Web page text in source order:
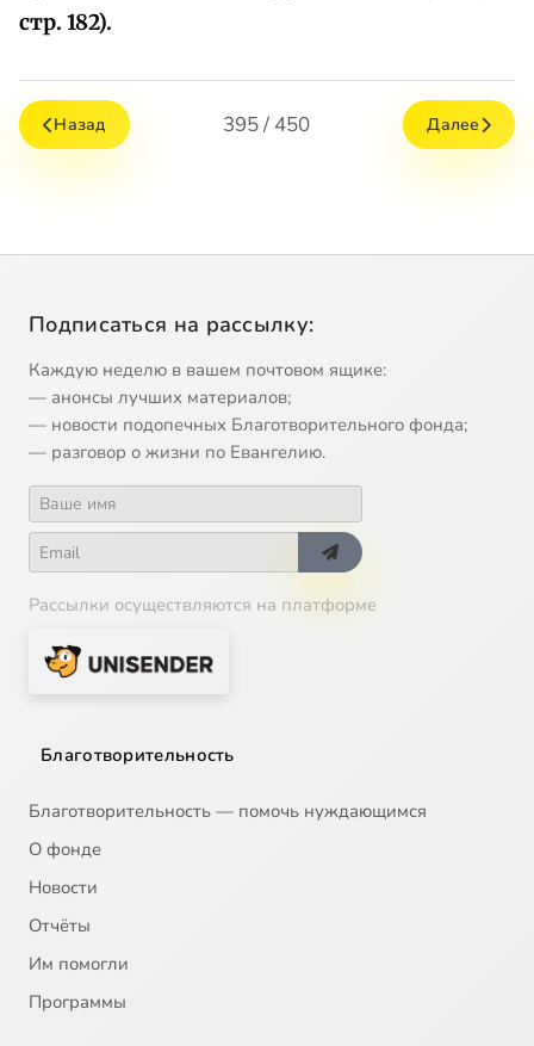
стр. 182).
Назад 395 / 450 Далее
Подписаться на рассылку:
Каждую неделю в вашем почтовом ящике:
— анонсы лучших материалов;
— новости подопечных Благотворительного фонда;
— разговор о жизни по Евангелию.
Рассылки осуществляются на платформе
Благотворительность
Благотворительность — помочь нуждающимся
О фонде
Новости
Отчёты
Им помогли
Программы